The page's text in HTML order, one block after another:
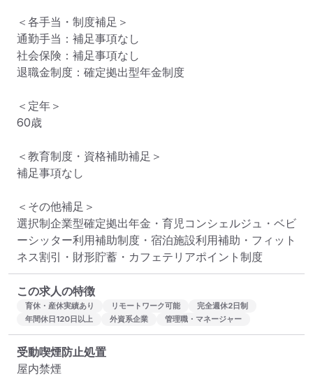
＜各手当・制度補足＞
通勤手当：補足事項なし
社会保険：補足事項なし
退職金制度：確定拠出型年金制度
＜定年＞
60歳
＜教育制度・資格補助補足＞
補足事項なし
＜その他補足＞
選択制企業型確定拠出年金・育児コンシェルジュ・ベビ
ーシッター利用補助制度・宿泊施設利用補助・フィット
ネス割引・財形貯蓄・カフェテリアポイント制度
この求人の特徴
育休・産休実績あり リモートワーク可能
完全週休2日制
年間休日120日以上
外資系企業 管理職・マネージャー
受動喫煙防止処置
屋内禁煙